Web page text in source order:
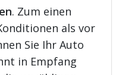
. Zum einen
als vor
Sie Ihr Auto
in Empfang